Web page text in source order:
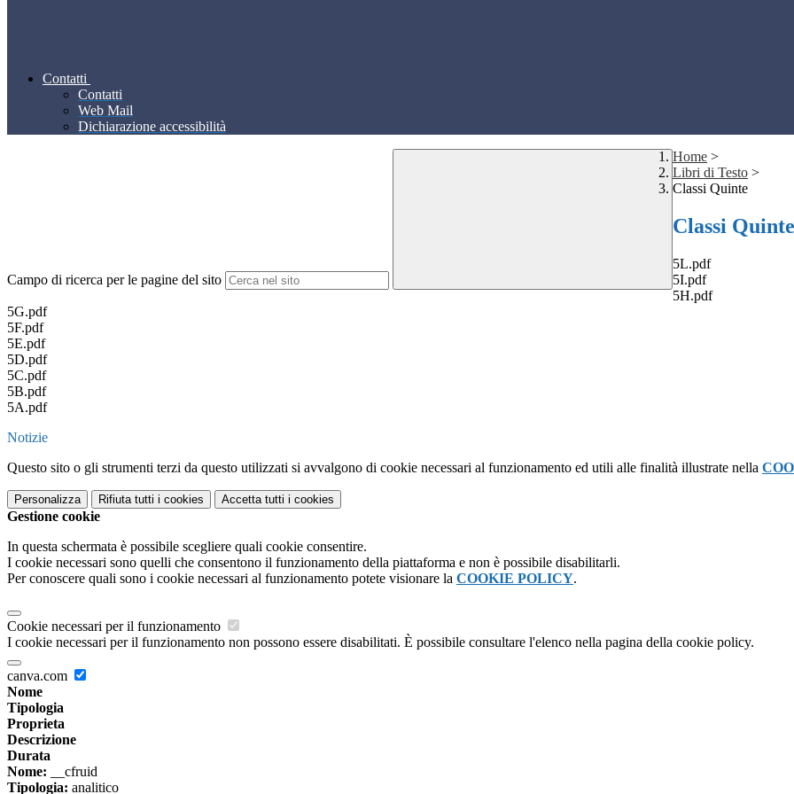
Contatti
Contatti
Web Mail
Dichiarazione accessibilità
Campo di ricerca per le pagine del sito
Home >
Libri di Testo >
Classi Quinte
Classi Quinte
5L.pdf
5I.pdf
5H.pdf
5G.pdf
5F.pdf
5E.pdf
5D.pdf
5C.pdf
5B.pdf
5A.pdf
Notizie
Questo sito o gli strumenti terzi da questo utilizzati si avvalgono di cookie necessari al funzionamento ed utili alle finalità illustrate nella
Personalizza Rifiuta tutti i cookies Accetta tutti i cookies
Gestione cookie
In questa schermata è possibile scegliere quali cookie consentire.
I cookie necessari sono quelli che consentono il funzionamento della piattaforma e non è possibile disabilitarli.
Per conoscere quali sono i cookie necessari al funzionamento potete visionare la COOKIE POLICY.
Cookie necessari per il funzionamento
I cookie necessari per il funzionamento non possono essere disabilitati. È possibile consultare l'elenco nella pagina della cookie policy.
canva.com
Nome
Tipologia
Proprieta
Descrizione
Durata
Nome: __cfruid
Tipologia: analitico